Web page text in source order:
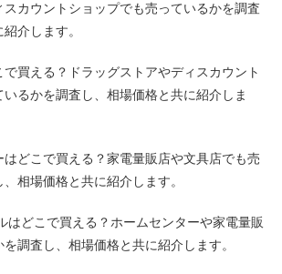
スカウントショップでも売っているかを調査
介します。
買える？ドラッグストアやディスカウント
るかを調査し、相場価格と共に紹介しま
どこで買える？家電量販店や文具店でも売
相場価格と共に紹介します。
はどこで買える？ホームセンターや家電量販
調査し、相場価格と共に紹介します。